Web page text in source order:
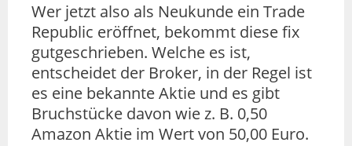
Wer jetzt also als Neukunde ein Trade
Republic eröffnet, bekommt diese fix
gutgeschrieben. Welche es ist,
entscheidet der Broker, in der Regel ist
es eine bekannte Aktie und es gibt
Bruchstücke davon wie z. B. 0,50
Amazon Aktie im Wert von 50,00 Euro.